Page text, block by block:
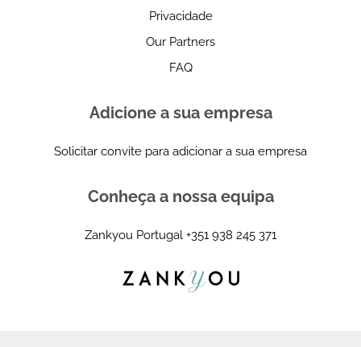
Privacidade
Our Partners
FAQ
Adicione a sua empresa
Solicitar convite para adicionar a sua empresa
Conheça a nossa equipa
Zankyou Portugal +351 938 245 371